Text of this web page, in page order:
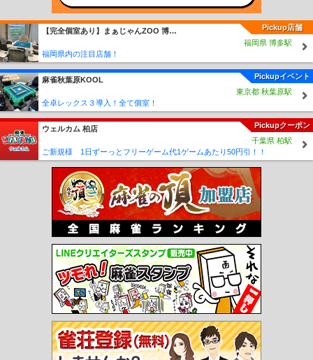
上板橋駅 東武練馬駅 下赤塚駅 地下鉄赤塚駅 地下鉄成増駅
草駅
とうきょうスカイツリー駅 押上〈スカイツリー前〉駅
押上（スカイツリー
前）駅
曳舟駅 東向島駅 鐘ヶ淵駅 堀切駅 京成関屋駅 小菅駅
五反野
駅
梅島駅 亀戸水神駅 大師前駅
椎
名町駅
東長崎駅 江古田駅 桜台駅 練馬駅 中村橋駅 富士見台駅
練馬高野台
駅
石神井公園駅 大泉学園駅 保谷駅 ひばりヶ丘駅 東久留米駅 清瀬駅
秋津
駅
小竹向原駅 下落合駅
中井
駅
新井薬師前駅 沼袋駅 野方駅 都立家政駅
上井
草駅
上石神井駅 武蔵関駅 東伏見駅 西武柳沢駅 田無駅 花小金井駅
小平駅
久米川駅
東村山駅 萩山駅 武蔵砂川駅
西武立
川駅
西武園駅 八坂駅
武蔵大和
駅
新小金井駅 多磨駅 白糸台駅 競艇場前駅 是政駅 京成上野駅
新三河島駅
町屋駅前駅 千住大橋駅 堀切菖蒲園駅 お花茶屋駅 青砥駅
江戸川駅 京成曳舟駅 八広駅 四ツ木駅 京成立石駅 柴又駅
笹塚駅 代田橋駅 明大前駅 下高井戸駅 桜上水駅 上北沢駅
芦花公園駅 千歳烏山駅 仙川駅 つつじヶ丘駅 柴崎駅 国領駅
西調布駅 飛田給駅 武蔵野台駅 多磨霊園駅 東府中駅 府中駅
百草園駅 高幡不動駅 南平駅 平山城址公園駅 長沼駅
京王多摩川駅 京王よみうりランド駅 稲城駅 京王永山駅
京王多摩センター駅 多摩センター駅 小田急多摩センター駅 京王堀之内駅
多摩境駅 京王片倉駅 山田駅 めじろ台駅 狭間駅 高尾山口駅
多摩動物公園駅 神泉駅 駒場東大前駅 池ノ上駅 下北沢駅
永福町駅 西永福駅 浜田山駅 高井戸駅 富士見ヶ丘駅 久我山駅
井の頭公園駅 南新宿駅 参宮橋駅 代々木八幡駅 代々木公園駅
世田谷代田駅 梅ヶ丘駅 山下駅 豪徳寺駅 経堂駅 千歳船橋駅
成城学園前駅 喜多見駅 狛江駅 和泉多摩川駅 鶴川駅
代官山駅 中目黒駅 祐天寺駅 学芸大学駅 都立大学駅
Pickup店舗
【完全個室あり】まぁじゃんZOO 博多店
福岡県 博多駅
福岡県内の注目店舗！
Pickupイベント
麻雀秋葉原KOOL
東京都 秋葉原駅
全卓レックス３導入！全て個室！
Pickupクーポン
ウェルカム 柏店
千葉県 柏駅
ご新規様 1日ずーっとフリーゲーム代1ゲームあたり50円引！！